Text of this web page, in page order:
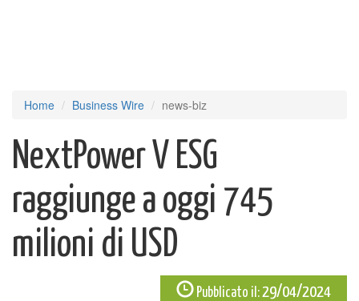
Home Business Wire news-biz
NextPower V ESG
raggiunge a oggi 745
milioni di USD
Pubblicato il:29/04/2024